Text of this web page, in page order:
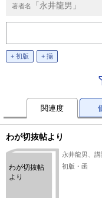
著者名 「永井龍男」
+ 初版 + 揃
関連度
わが切抜帖より
わが切抜帖
より
永井龍男、
初版・函